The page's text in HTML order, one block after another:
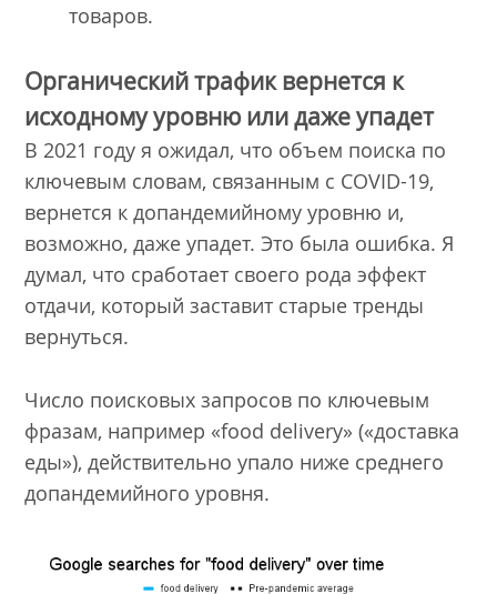
товаров.
Органический трафик вернется к
исходному уровню или даже упадет
В 2021 году я ожидал, что объем поиска по
ключевым словам, связанным с COVID-19,
вернется к допандемийному уровню и,
возможно, даже упадет. Это была ошибка. Я
думал, что сработает своего рода эффект
отдачи, который заставит старые тренды
вернуться.
Число поисковых запросов по ключевым
фразам, например «food delivery» («доставка
еды»), действительно упало ниже среднего
допандемийного уровня.